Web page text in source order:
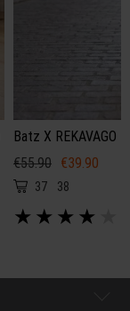
Batz X REKAVAGO
€55.90 €39.90
37 38
★ ★ ★ ★